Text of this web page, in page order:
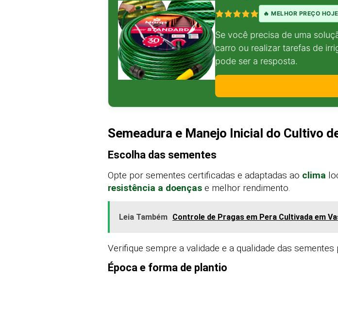
🔥 MELHOR PREÇO HOJE
Se você precisa de uma
carro ou realizar tarefas de
pode ser a resposta.
Semeadura e Manejo Inicial do Cultivo
Escolha das sementes
Opte por sementes certificadas e adaptadas ao clima
resistência a doenças e melhor rendimento.
Leia Também Controle de Pragas em Pera Cultivada em
Verifique sempre a validade e a qualidade das
Época e forma de plantio